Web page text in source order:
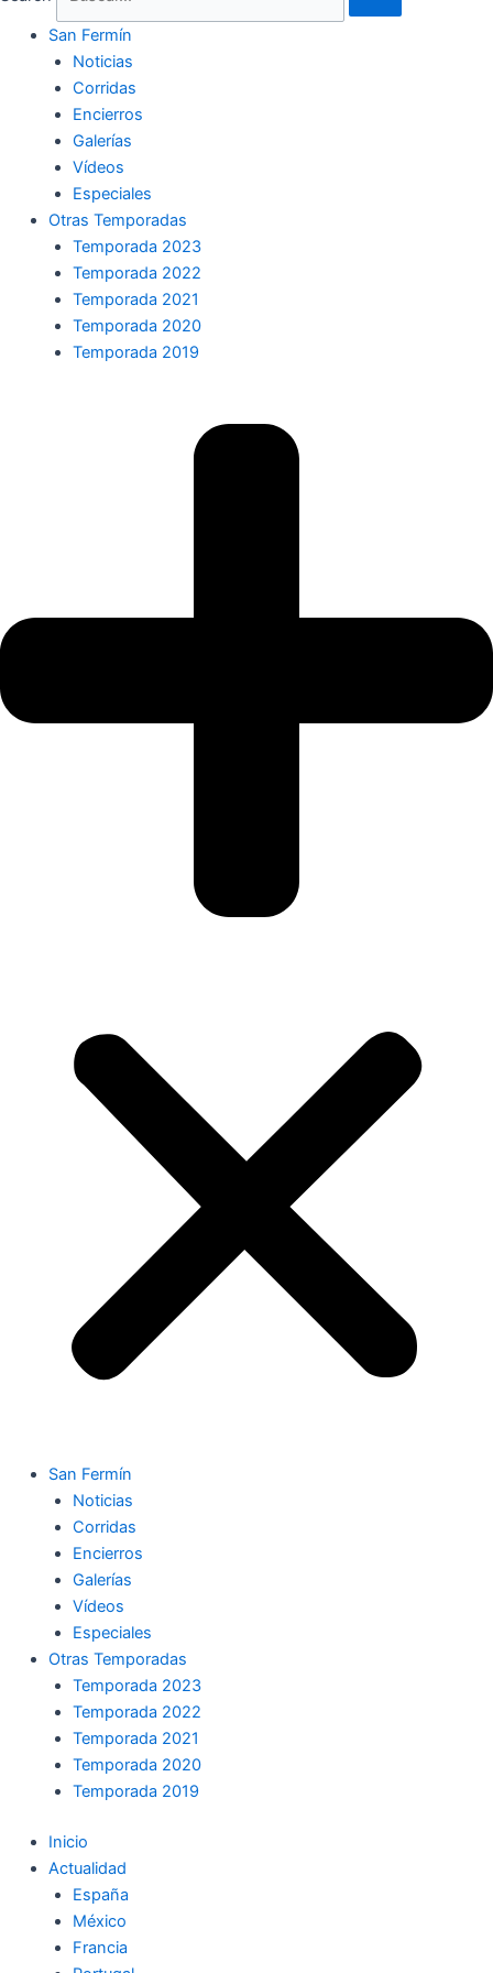
San Fermín
Noticias
Corridas
Encierros
Galerías
Vídeos
Especiales
Otras Temporadas
Temporada 2023
Temporada 2022
Temporada 2021
Temporada 2020
Temporada 2019
San Fermín
Noticias
Corridas
Encierros
Galerías
Vídeos
Especiales
Otras Temporadas
Temporada 2023
Temporada 2022
Temporada 2021
Temporada 2020
Temporada 2019
Inicio
Actualidad
España
México
Francia